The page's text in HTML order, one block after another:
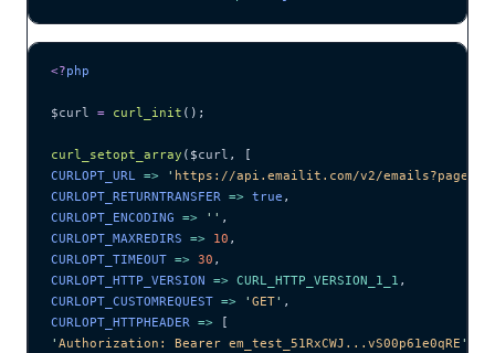
<?php
$curl = curl_init ();
curl_setopt_array ($curl ,
[
CURLOPT_URL => ' https://api.emailit.com/v2/
CURLOPT_RETURNTRANSFER => true ,
CURLOPT_ENCODING => '' ,
CURLOPT_MAXREDIRS => 10 ,
CURLOPT_TIMEOUT => 30 ,
CURLOPT_HTTP_VERSION => CURL_HTTP_VERSION_1_1 ,
CURLOPT_CUSTOMREQUEST => ' GET' ,
CURLOPT_HTTPHEADER => [
' Authorization: Bearer em_test_51RxCWJ...vS00p61e0qRE '